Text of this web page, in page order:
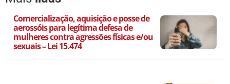
Comercialização, aquisição e posse de
aerossóis para legítima defesa de
mulheres contra agressões físicas e/ou
sexuais – Lei 15.474